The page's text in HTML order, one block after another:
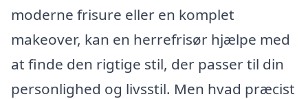
moderne frisure eller en komplet
makeover, kan en herrefrisør hjælpe med
at finde den rigtige stil, der passer til din
personlighed og livsstil. Men hvad præcist